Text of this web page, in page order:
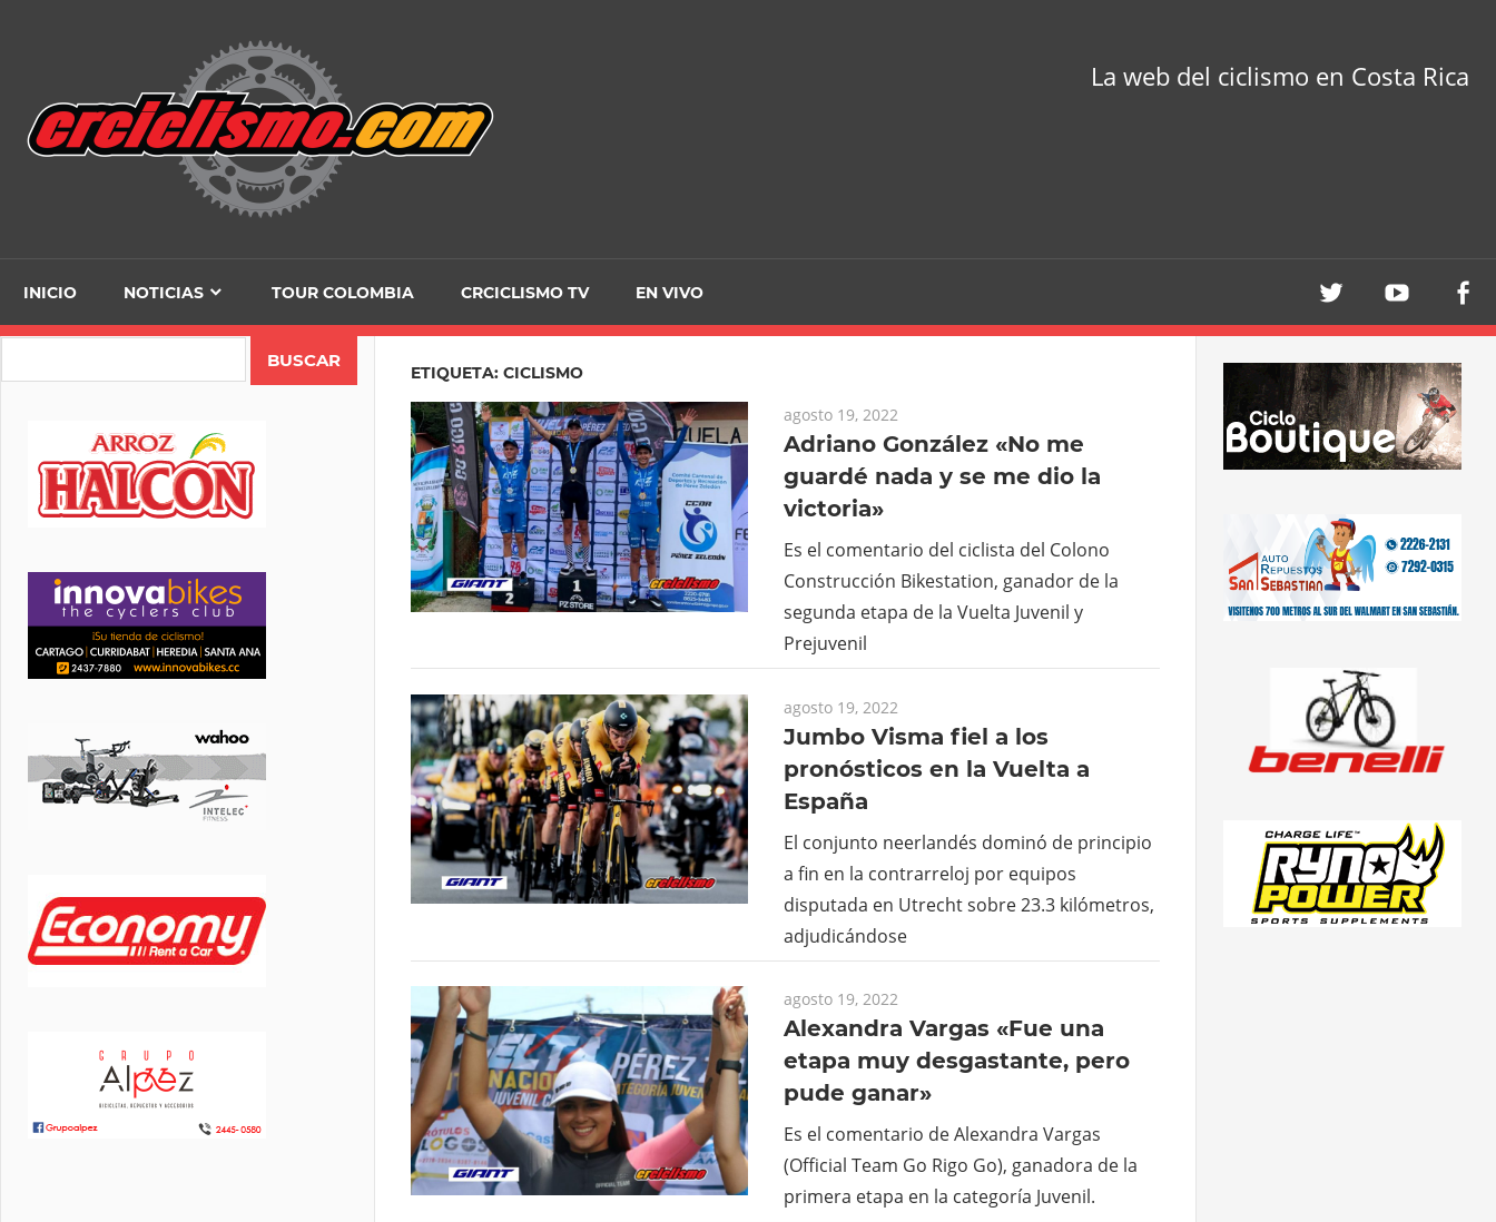
La web del ciclismo en Costa Rica
INICIO NOTICIAS TOUR COLOMBIA CRCICLISMO TV EN VIVO
ETIQUETA: CICLISMO
agosto 19, 2022
Adriano González «No me
guardé nada y se me dio la
victoria»
Es el comentario del ciclista del Colono
Construcción Bikestation, ganador de la
segunda etapa de la Vuelta Juvenil y
Prejuvenil
agosto 19, 2022
Jumbo Visma fiel a los
pronósticos en la Vuelta a
España
El conjunto neerlandés dominó de principio
a fin en la contrarreloj por equipos
disputada en Utrecht sobre 23.3 kilómetros,
adjudicándose
agosto 19, 2022
Alexandra Vargas «Fue una
etapa muy desgastante, pero
pude ganar»
Es el comentario de Alexandra Vargas
(Official Team Go Rigo Go), ganadora de la
primera etapa en la categoría Juvenil.